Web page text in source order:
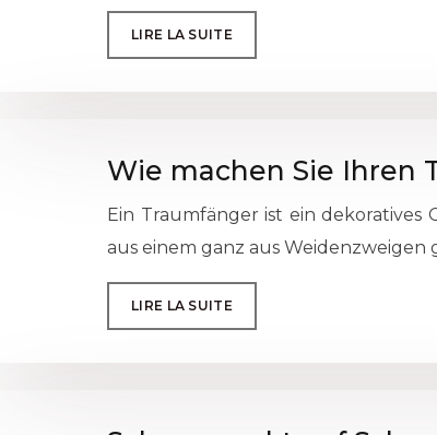
LIRE LA SUITE
Wie machen Sie Ihren
Ein Traumfänger ist ein
aus einem ganz aus
LIRE LA SUITE